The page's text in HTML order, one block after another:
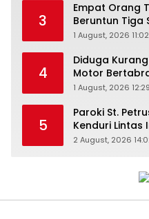
3
Empat Orang
Beruntun Tiga
1 August, 2026
4
Diduga
Motor
Mahasiswi
1 August, 2026
5
Paroki St.
Kenduri Lintas
Gunungkidul
2 August, 2026